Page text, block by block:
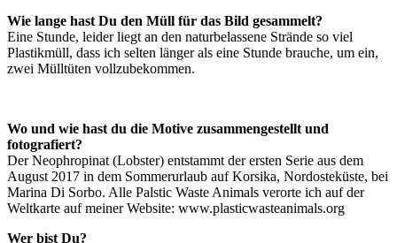
Wie lange hast Du den Müll für das Bild gesammelt?
Eine Stunde, leider liegt an den naturbelassene Strände so viel
Plastikmüll, dass ich selten länger als eine Stunde brauche, um ein,
zwei Mülltüten vollzubekommen.
Wo und wie hast du die Motive zusammengestellt und
fotografiert?
Der Neophropinat (Lobster) entstammt der ersten Serie aus dem
August 2017 in dem Sommerurlaub auf Korsika, Nordosteküste, bei
Marina Di Sorbo. Alle Palstic Waste Animals verorte ich auf der
Weltkarte auf meiner Website: www.plasticwasteanimals.org
Wer bist Du?